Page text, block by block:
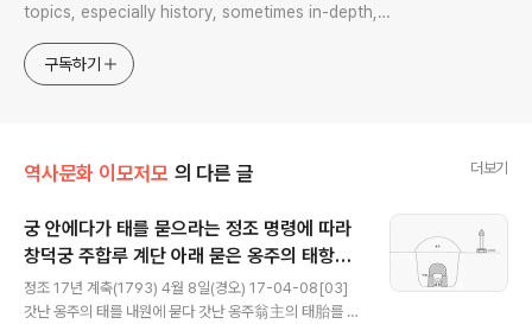
topics, especially history, sometimes in-depth,
approach will be to resist any common sense or
generalized viewpoint
구독하기
역사문화 이모저모 의 다른 글 더보기
궁 안에다가 태를 묻으라는 정조 명령에 따라
창덕궁 주합루 계단 아래 묻은 옹주의 태항아
리
정조 17년 계축(1793) 4월 8일(경오) 17-04-08[03]
갓난 옹주의 태를 내원에 묻다 갓난 옹주翁主의 태胎를 내